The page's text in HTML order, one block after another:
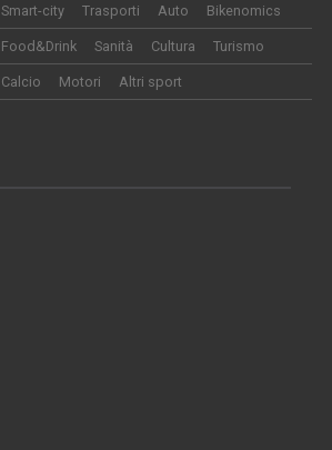
Smart-city Trasporti Auto Bikenomics
Food&Drink Sanità Cultura Turismo
Calcio Motori Altri sport